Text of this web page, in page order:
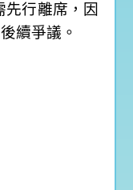
行離席，因
續爭議。